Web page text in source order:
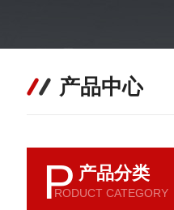
产品中心
P 产品分类
RODUCT CATEGORY